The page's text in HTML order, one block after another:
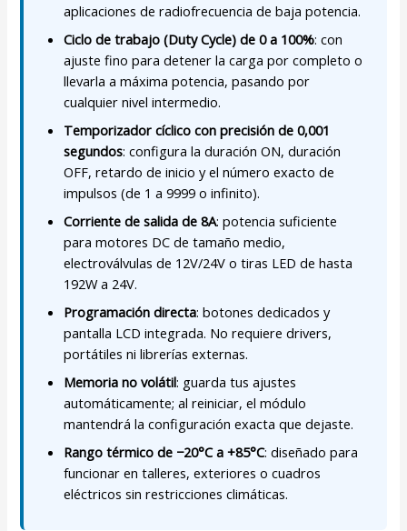
aplicaciones de radiofrecuencia de baja potencia.
Ciclo de trabajo (Duty Cycle) de 0 a 100%: con
ajuste fino para detener la carga por completo o
llevarla a máxima potencia, pasando por
cualquier nivel intermedio.
Temporizador cíclico con precisión de 0,001
segundos: configura la duración ON, duración
OFF, retardo de inicio y el número exacto de
impulsos (de 1 a 9999 o infinito).
Corriente de salida de 8A: potencia suficiente
para motores DC de tamaño medio,
electroválvulas de 12V/24V o tiras LED de hasta
192W a 24V.
Programación directa: botones dedicados y
pantalla LCD integrada. No requiere drivers,
portátiles ni librerías externas.
Memoria no volátil: guarda tus ajustes
automáticamente; al reiniciar, el módulo
mantendrá la configuración exacta que dejaste.
Rango térmico de −20°C a +85°C: diseñado para
funcionar en talleres, exteriores o cuadros
eléctricos sin restricciones climáticas.